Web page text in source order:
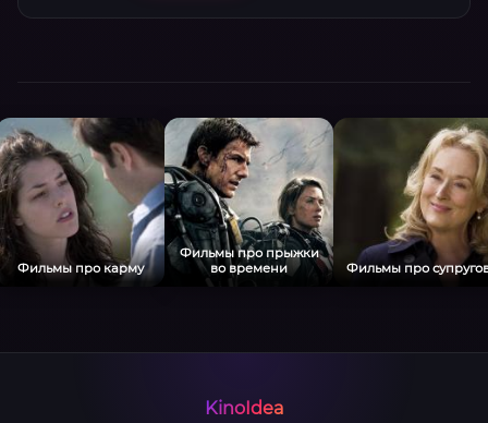
Фильмы про карму
Фильмы про прыжки
во времени
Фильмы про
KinoIdea